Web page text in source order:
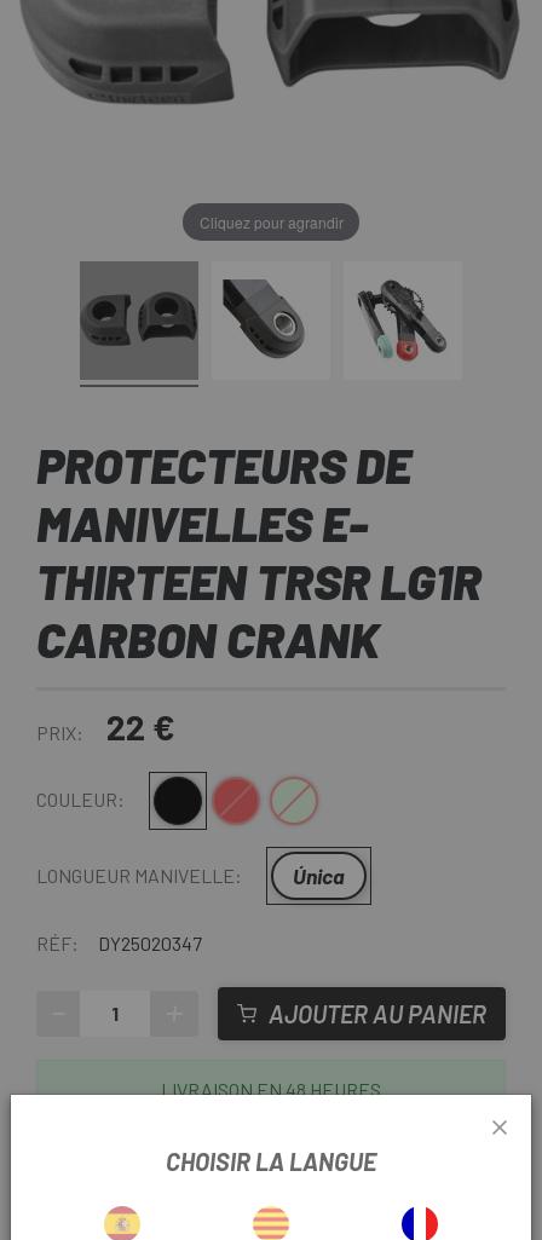
Cliquez pour agrandir
PROTECTEURS DE
MANIVELLES E-
THIRTEEN TRSR LG1R
CARBON CRANK
PRIX: 22 €
COULEUR: RougeVerde Claro
LONGUEUR MANIVELLE: Única
RÉF: DY25020347
AJOUTER AU PANIER
LIVRAISON EN 48 HEURES
Consultez les délais de livraison estimés lors du choix
d'une méthode d'expédition.
CHOISIR LA LANGUE